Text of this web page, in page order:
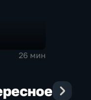
26 мин